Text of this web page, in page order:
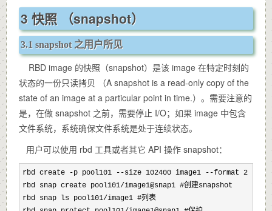
3 快照 （snapshot）
3.1 snapshot 之用户所见
RBD image 的快照（snapshot）是该 image 在特定时刻的
状态的一份只读拷贝 （A snapshot is a read-only copy of the
state of an image at a particular point in time.）。需要注意的
是，在做 snapshot 之前，需要停止 I/O；如果 image 中包含
文件系统，系统确保文件系统是处于连续状态。
用户可以使用 rbd 工具或者其它 API 操作 snapshot：
rbd create -p pool101 --size 102400 image1 --format 2 #创建